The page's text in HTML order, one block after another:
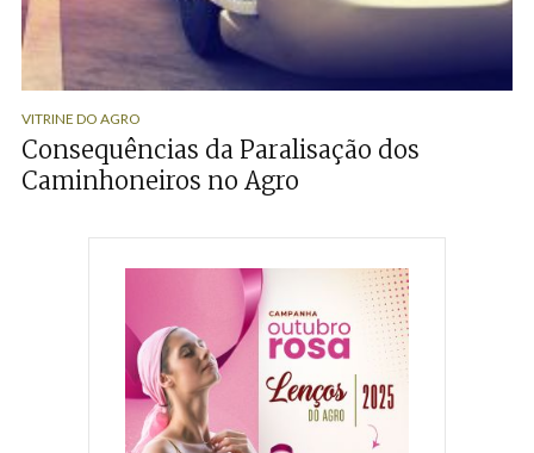
VITRINE DO AGRO
Consequências da Paralisação dos
Caminhoneiros no Agro